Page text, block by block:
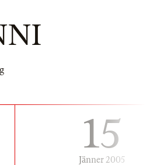
15
Jänner 2005